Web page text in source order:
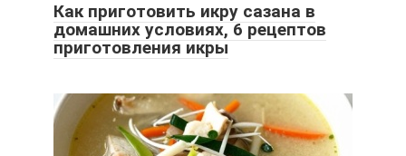
Как приготовить икру сазана в
домашних условиях, 6 рецептов
приготовления икры